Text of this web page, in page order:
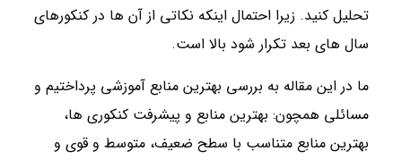
تحلیل کنید. زیرا احتمال اینکه نکاتی از آن ها در کنکورهای
سال های بعد تکرار شود بالا است.
ما در این مقاله به بررسی بهترین منابع آموزشی پرداختیم و
مسائلی همچون: بهترین منابع و پیشرفت کنکوری ها،
بهترین منابع متناسب با سطح ضعیف، متوسط و قوی و